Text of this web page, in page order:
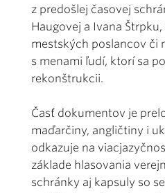
z predošlej časovej
Haugovej a Ivana
mestských poslancov či
s menami ľudí, ktorí sa
rekonštrukcii.
Časť dokumentov je
maďarčiny, angličtiny i
odkazuje na
základe hlasovania
schránky aj kapsuly so